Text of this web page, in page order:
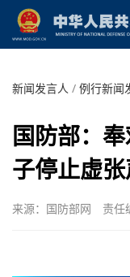
新闻发言人 / 例行新闻
国防部：
子停止虚
来源：国防部网 责任